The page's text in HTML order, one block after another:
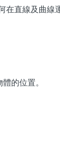
在直線及曲線
的位置。